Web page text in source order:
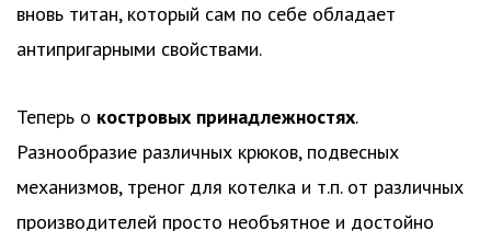
вновь титан, который сам по себе обладает
антипригарными свойствами.
Теперь о костровых принадлежностях.
Разнообразие различных крюков, подвесных
механизмов, треног для котелка и т.п. от различных
производителей просто необъятное и достойно